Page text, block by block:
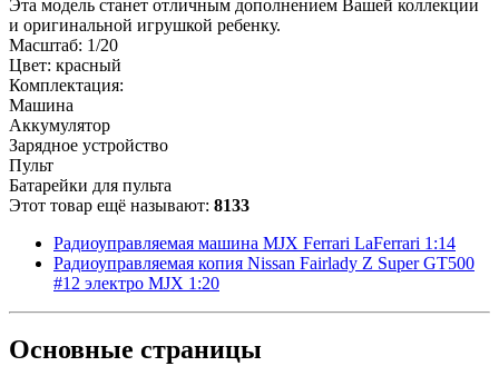
Эта модель станет отличным дополнением Вашей коллекции
и оригинальной игрушкой ребенку.
Масштаб: 1/20
Цвет: красный
Комплектация:
Машина
Аккумулятор
Зарядное устройство
Пульт
Батарейки для пульта
Этот товар ещё называют: 8133
Радиоуправляемая машина MJX Ferrari LaFerrari 1:14
Радиоуправляемая копия Nissan Fairlady Z Super GT500
#12 электро MJX 1:20
Основные страницы